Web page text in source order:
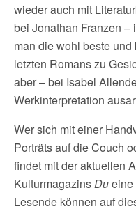
wieder auch mit
bei Jonathan Franzen –
man die wohl beste
letzten Romans zu
aber – bei Isabel
Werkinterpretation
Wer sich mit einer
Porträts auf die Couch
findet mit der aktuellen
KulturmagazinsDueine
Lesende können auf